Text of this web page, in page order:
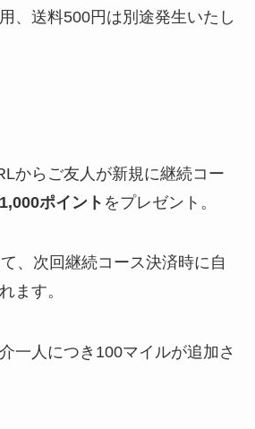
、送料500円は別途発生いたし
からご友人が新規に継続コー
1,000ポイント をプレゼント。
、次回継続コース決済時に自
ます。
一人につき100マイルが追加さ